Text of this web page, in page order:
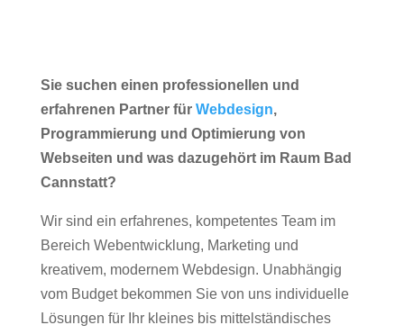
Sie suchen einen professionellen und
erfahrenen Partner für Webdesign,
Programmierung und Optimierung von
Webseiten und was dazugehört im Raum Bad
Cannstatt?
Wir sind ein erfahrenes, kompetentes Team im
Bereich Webentwicklung, Marketing und
kreativem, modernem Webdesign. Unabhängig
vom Budget bekommen Sie von uns individuelle
Lösungen für Ihr kleines bis mittelständisches